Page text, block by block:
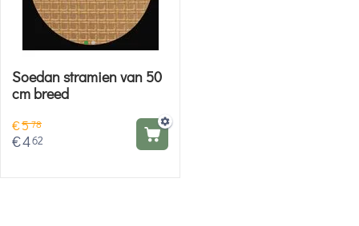
Soedan stramien van 50
cm breed
€578
€462